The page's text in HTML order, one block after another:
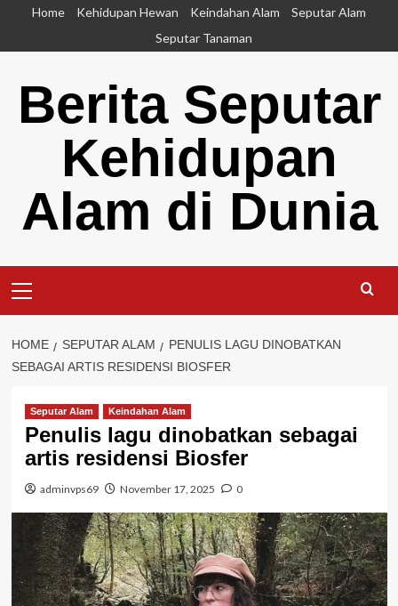
content
Home Kehidupan Hewan Keindahan Alam
Seputar Alam
Seputar Tanaman
Berita Seputar
Kehidupan
Alam di Dunia
Menu
HOME SEPUTAR ALAM
PENULIS LAGU DINOBATKAN
SEBAGAI ARTIS RESIDENSI BIOSFER
Seputar Alam Keindahan Alam
Penulis lagu dinobatkan sebagai
artis residensi Biosfer
adminvps69 November 17, 2025 0